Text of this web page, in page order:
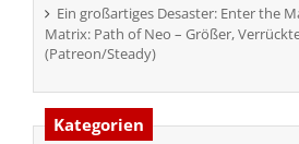
Ein großartiges Desaster: Enter the
Matrix: Path of Neo – Größer,
(Patreon/Steady)
Kategorien